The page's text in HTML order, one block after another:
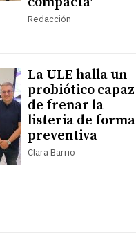
Redacción
La ULE halla un
probiótico capaz
de frenar la
listeria de forma
preventiva
Clara Barrio